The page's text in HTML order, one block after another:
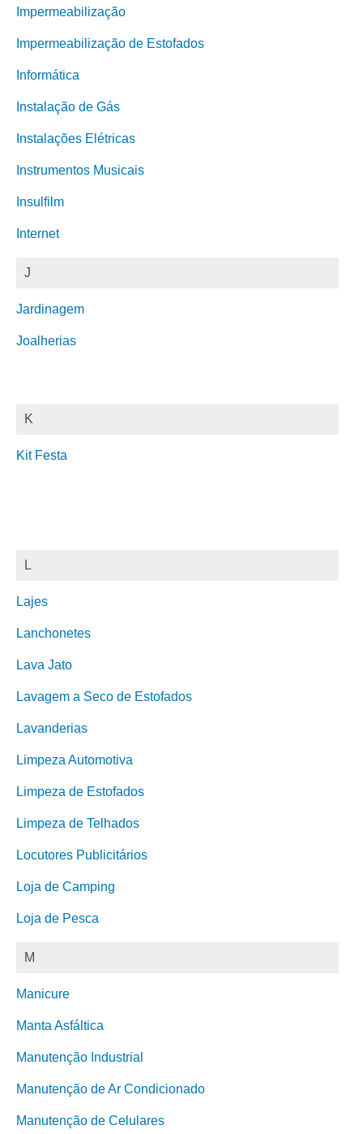
Impermeabilização
Impermeabilização de Estofados
Informática
Instalação de Gás
Instalações Elétricas
Instrumentos Musicais
Insulfilm
Internet
J
Jardinagem
Joalherias
K
Kit Festa
L
Lajes
Lanchonetes
Lava Jato
Lavagem a Seco de Estofados
Lavanderias
Limpeza Automotiva
Limpeza de Estofados
Limpeza de Telhados
Locutores Publicitários
Loja de Camping
Loja de Pesca
M
Manicure
Manta Asfáltica
Manutenção Industrial
Manutenção de Ar Condicionado
Manutenção de Celulares